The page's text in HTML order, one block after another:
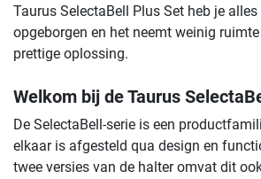
Taurus SelectaBell Plus Set heb je
opgeborgen en het neemt weinig
prettige oplossing.
Welkom bij de Taurus
De SelectaBell-serie is een
elkaar is afgesteld qua design en
twee versies van de halter omvat dit